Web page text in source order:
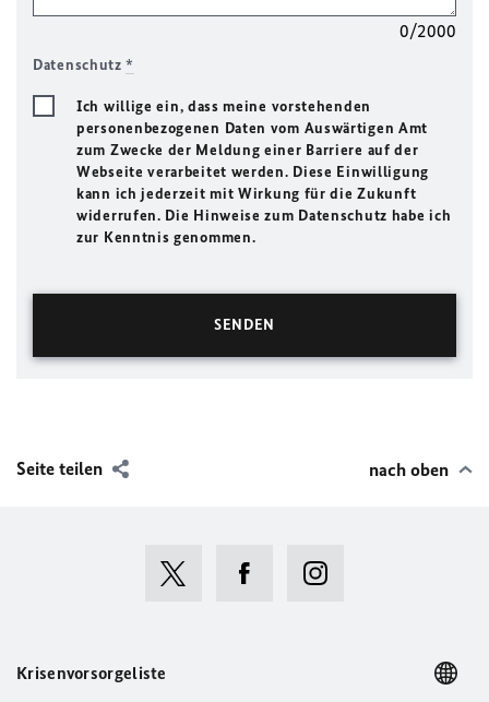
0/2000
Datenschutz*
Ich willige ein, dass meine vorstehenden
personenbezogenen Daten vom Auswärtigen Amt
zum Zwecke der Meldung einer Barriere auf der
Webseite verarbeitet werden. Diese Einwilligung
kann ich jederzeit mit Wirkung für die Zukunft
widerrufen. Die Hinweise zum Datenschutz habe ich
zur Kenntnis genommen.
Seite teilen nach oben
Krisenvorsorgeliste